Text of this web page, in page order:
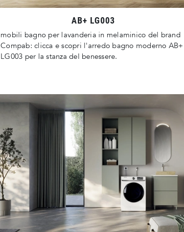
AB+ LG003
mobili bagno per lavanderia in melaminico del brand
Compab: clicca e scopri l'arredo bagno moderno AB+
LG003 per la stanza del benessere.